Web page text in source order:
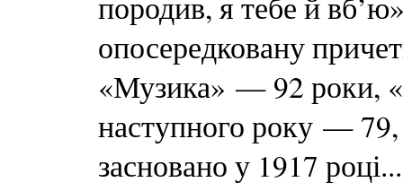
опосередковану
«Музика» — 92 роки,
наступного року — 79,
засновано у 1917